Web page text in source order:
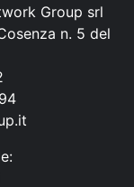
Group srl
n. 5 del